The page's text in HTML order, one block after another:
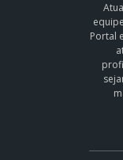
Portal